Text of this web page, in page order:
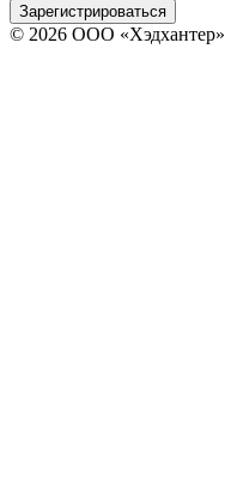
Зарегистрироваться
© 2026 ООО «Хэдхантер»